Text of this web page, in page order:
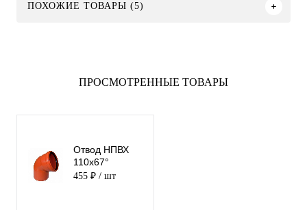
ПОХОЖИЕ ТОВАРЫ (5)
ПРОСМОТРЕННЫЕ ТОВАРЫ
Отвод НПВХ
110х67°
455 ₽ / шт